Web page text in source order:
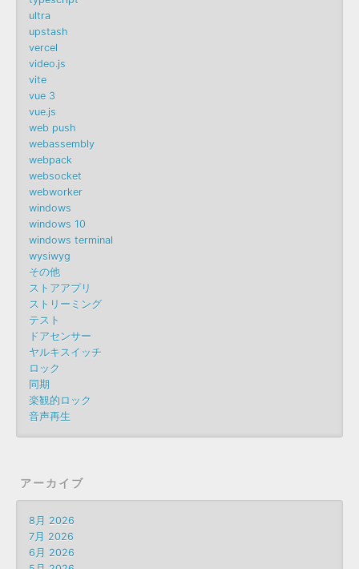
ultra
upstash
vercel
video.js
vite
vue 3
vue.js
web push
webassembly
webpack
websocket
webworker
windows
windows 10
windows terminal
wysiwyg
その他
ストアアプリ
ストリーミング
テスト
ドアセンサー
ヤルキスイッチ
ロック
同期
楽観的ロック
音声再生
アーカイブ
8月 2026
7月 2026
6月 2026